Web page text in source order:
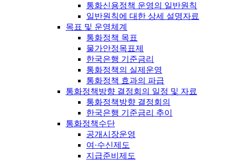
통화신용정책 운영의 일반원칙
일반원칙에 대한 상세 설명자료
목표 및 운영체계
통화정책 목표
물가안정목표제
한국은행 기준금리
통화정책의 실제운영
통화정책 효과의 파급
통화정책방향 결정회의 일정 및 자료
통화정책방향 결정회의
한국은행 기준금리 추이
통화정책수단
공개시장운영
여·수신제도
지급준비제도